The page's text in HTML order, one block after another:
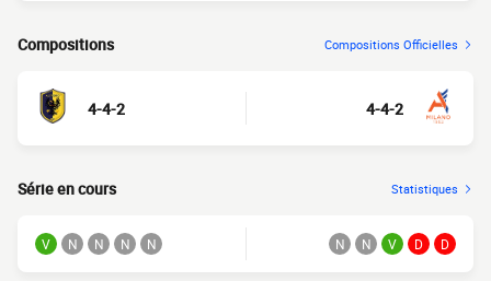
Compositions Compositions Officielles
4-4-2 4-4-2
Série en cours Statistiques
V N N N N N N V D D